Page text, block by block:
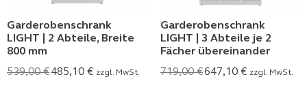
Garderobenschrank
LIGHT | 2 Abteile, Breite
800 mm
539,00€485,10 € zzgl. MwSt.
Garderobenschrank
LIGHT | 3 Abteile je 2
Fächer übereinander
719,00€647,10 € zzgl. MwSt.